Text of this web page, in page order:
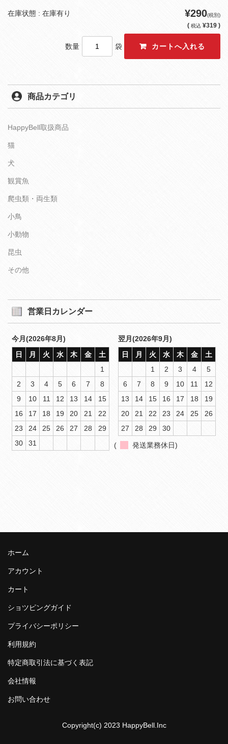
在庫状態 : 在庫有り ¥290(税別)
( 税込 ¥319 )
数量 袋
商品カテゴリ
HappyBell取扱商品
猫
犬
観賞魚
爬虫類・両生類
小鳥
小動物
昆虫
その他
営業日カレンダー
今月(2026年8月)
日
月 火 水 木 金
土
1
2
3 4 5 6 7
8
9
10 11 12 13 14
15
16
17 18 19 20 21
22
23
24 25 26 27 28
29
30
31
翌月(2026年9月)
日
月 火 水 木 金
土
1
2 3 4
5
6
7 8 9 10 11
12
13
14 15 16 17 18
19
20
21 22 23 24 25
26
27
28 29 30
( 発送業務休日)
ホーム
アカウント
カート
ショツピングガイド
プライバシーポリシー
利用規約
特定商取引法に基づく表記
会社情報
お問い合わせ
Copyright(c) 2023 HappyBell.Inc